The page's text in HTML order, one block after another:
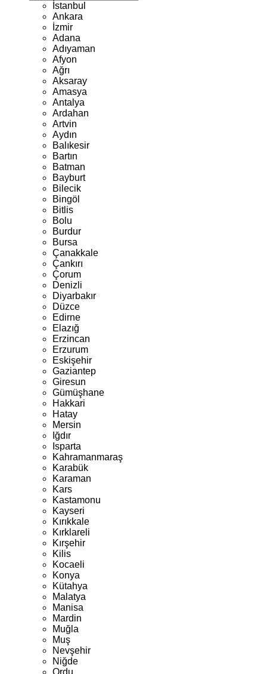
İstanbul
Ankara
İzmir
Adana
Adıyaman
Afyon
Ağrı
Aksaray
Amasya
Antalya
Ardahan
Artvin
Aydın
Balıkesir
Bartın
Batman
Bayburt
Bilecik
Bingöl
Bitlis
Bolu
Burdur
Bursa
Çanakkale
Çankırı
Çorum
Denizli
Diyarbakır
Düzce
Edirne
Elazığ
Erzincan
Erzurum
Eskişehir
Gaziantep
Giresun
Gümüşhane
Hakkari
Hatay
Mersin
Iğdır
Isparta
Kahramanmaraş
Karabük
Karaman
Kars
Kastamonu
Kayseri
Kırıkkale
Kırklareli
Kırşehir
Kilis
Kocaeli
Konya
Kütahya
Malatya
Manisa
Mardin
Muğla
Muş
Nevşehir
Niğde
Ordu